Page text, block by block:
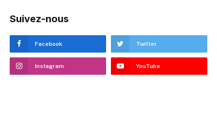
Suivez-nous
Facebook Twitter
Instagram YouTube